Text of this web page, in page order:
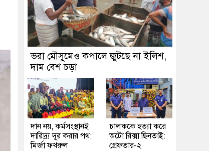
ভরা মৌসুমেও কপালে জুটছে না ইলিশ,
দাম বেশ চড়া
দান নয়, কর্মসংস্থানই
দারিদ্র্য দূর করার পথ:
মির্জা ফখরুল
চালককে হত্যা করে
অটো রিক্সা ছিনতাই:
গ্রেফতার-২